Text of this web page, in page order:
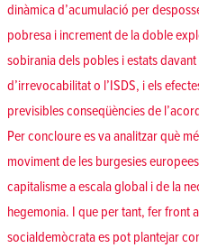
dinàmica d’acumulació per
pobresa i increment de la doble
sobirania dels pobles i estats
d’irrevocabilitat o l’ISDS, i els
previsibles conseqüències de
Per concloure es va analitzar què
moviment de les burgesies
capitalisme a escala global i de la
hegemonia. I que per tant, fer front
socialdemòcrata es pot plantejar